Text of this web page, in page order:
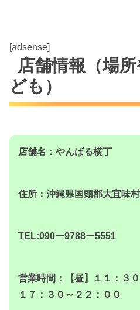
[adsense]
店舗情報（場
ども）
店舗名：やんばる横丁
住所：沖縄県国頭郡大宜味
TEL:090ー9788ー5551
営業時間：【昼】１１：
１７：３０～２２：００